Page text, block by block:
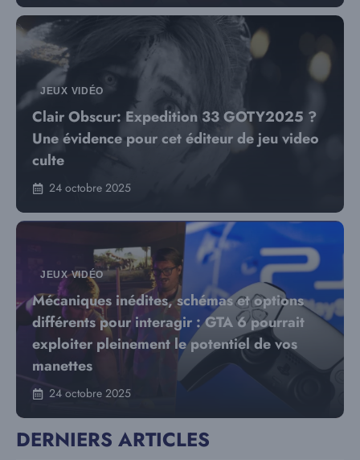
JEUX VIDÉO
Clair Obscur: Expedition 33 GOTY2025 ?
Une évidence pour cet éditeur de jeu video
culte
24 octobre 2025
JEUX VIDÉO
Mécaniques inédites, schémas et options
différents pour interagir : GTA 6 pourrait
exploiter pleinement le potentiel de vos
manettes
24 octobre 2025
DERNIERS ARTICLES